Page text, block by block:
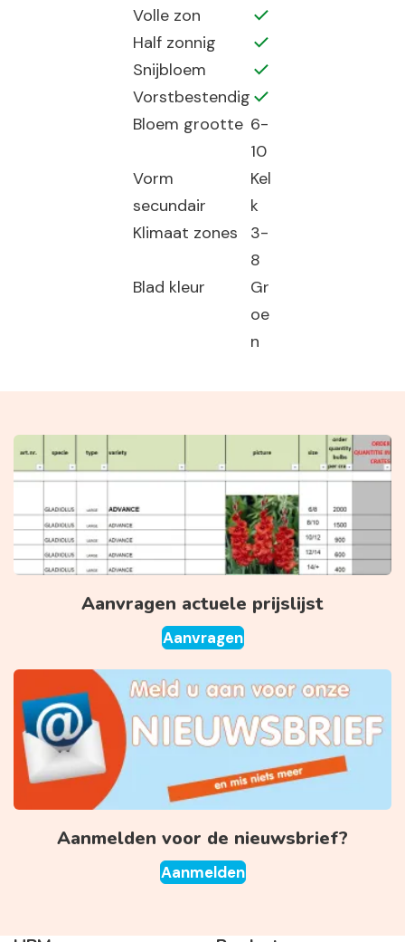
Volle zon
Half zonnig
Snijbloem
Vorstbestendig
Bloem grootte 6-
10
Vorm
secundair
Kel
k
Klimaat zones
3-
8
Blad kleur
Gr
oe
n
Aanvragen actuele prijslijst
Aanvragen
Aanmelden voor de nieuwsbrief?
Aanmelden